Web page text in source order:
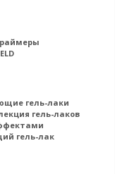
гель-лаки
гель-лаков
гель-лак